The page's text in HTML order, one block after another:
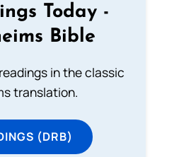
Today -
Bible
in the classic
translation.
(DRB)